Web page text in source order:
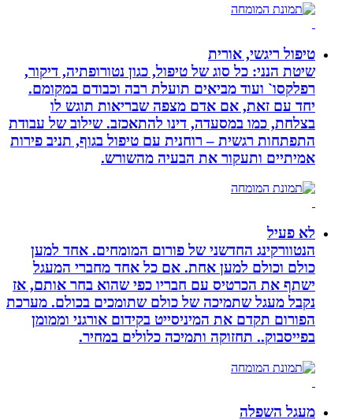
טיפול ריגשי, אורית
שיטת הנני: כל סוג של טיפול, כגון נטורופתיה, דיקור,
רפלקסו` ועוד מביאים תועלת רבה וכבודם במקומם.
יחד עם זאת, אם אדם מצפה שבריאות תוגש לו
בצלחת, כמו במסעדה, דינו להתאכזב. שילוב של עבודת
התפתחות רגשית – רוחנית עם טיפול בגוף, תניב פירות
אמיתיים ותעקור את הבעיה מהשורש.
לא פעיל
הנטוורקינג החדשני של פורום המומחים. אחד למען
כולם וכולם למען אחת. אם כל אחד מחברי המעגל
ישתף את הכרטיס עם חבריו כפי שהוא בחר אותם, אז
נקבל מעגל שתמיכה של כולם שתומכים בכולם. מערכת
הפורום תקדם את המיניסייט בקידום אורגני וממומן
בפייסבוק.. תחזוקה ותמיכה כלולים במחיר.
מעגל השפלה